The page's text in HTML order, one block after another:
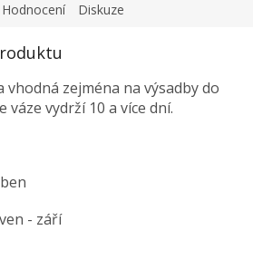
Hodnocení Diskuze
zejména na výsadby do
váze vydrží 10 a více dní.
- září